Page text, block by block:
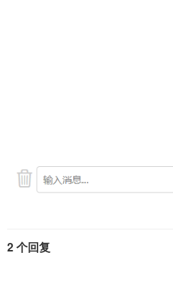
2 个回复